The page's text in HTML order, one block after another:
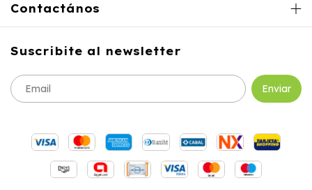
Contactános
Suscribite al newsletter